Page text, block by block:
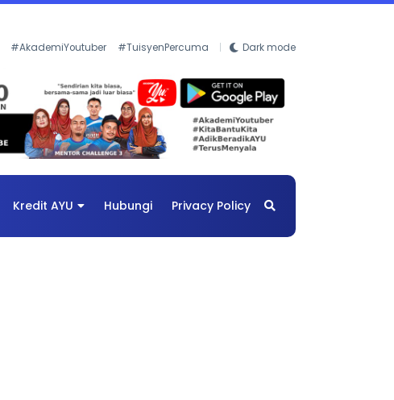
#AkademiYoutuber #TuisyenPercuma Dark mode
Kredit AYU Hubungi Privacy Policy